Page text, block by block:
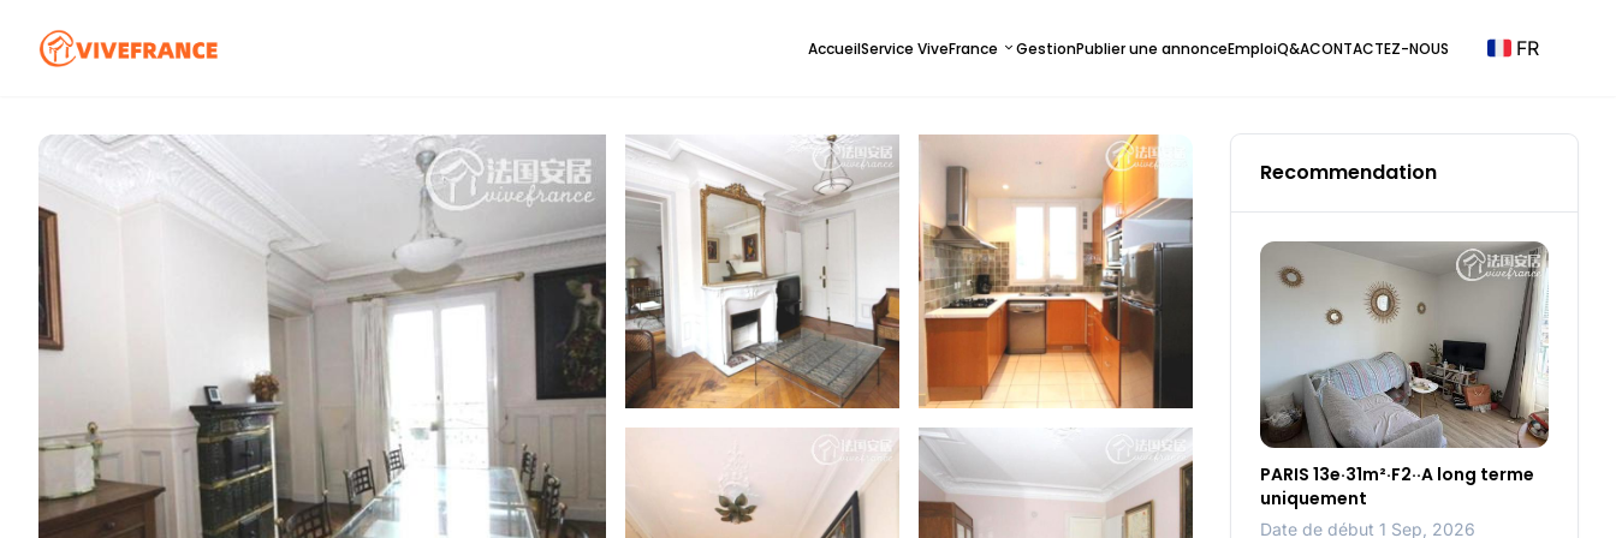
AccueilService ViveFrance GestionPublier une annonceEmploiQ&ACONTACTEZ-NOUS FR
Recommendation
PARIS 13e·31m²·F2··A long terme
uniquement
Date de début 1 Sep, 2026